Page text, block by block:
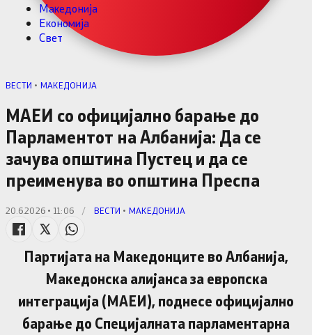
Македонија
Економија
Свет
ВЕСТИ • МАКЕДОНИЈА
МАЕИ со официјално барање до
Парламентот на Албанија: Да се
зачува општина Пустец и да се
преименува во општина Преспа
20.6.2026 • 11:06 / ВЕСТИ • МАКЕДОНИЈА
Партијата на Македонците во Албанија,
Македонска алијанса за европска
интеграција (МАЕИ), поднесе официјално
барање до Специјалната парламентарна